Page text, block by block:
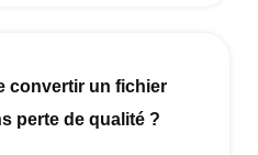
convertir un fichier
perte de qualité ?